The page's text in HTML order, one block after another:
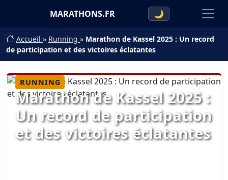
MARATHONS.FR 🌙
Accueil » Running » Marathon de Kassel 2025 : Un record
de participation et des victoires éclatantes
RUNNING
Marathon de Kassel 2025 :
Un record de participation
et des victoires éclatantes